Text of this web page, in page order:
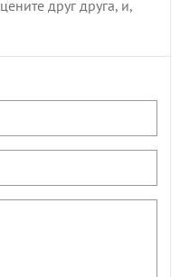
друг друга, и,